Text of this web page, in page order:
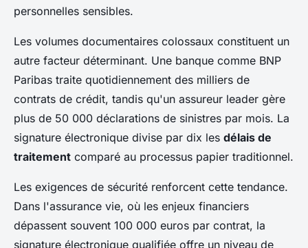
personnelles sensibles.
Les volumes documentaires colossaux constituent un
autre facteur déterminant. Une banque comme BNP
Paribas traite quotidiennement des milliers de
contrats de crédit, tandis qu'un assureur leader gère
plus de 50 000 déclarations de sinistres par mois. La
signature électronique divise par dix les délais de
traitement comparé au processus papier traditionnel.
Les exigences de sécurité renforcent cette tendance.
Dans l'assurance vie, où les enjeux financiers
dépassent souvent 100 000 euros par contrat, la
signature électronique qualifiée offre un niveau de